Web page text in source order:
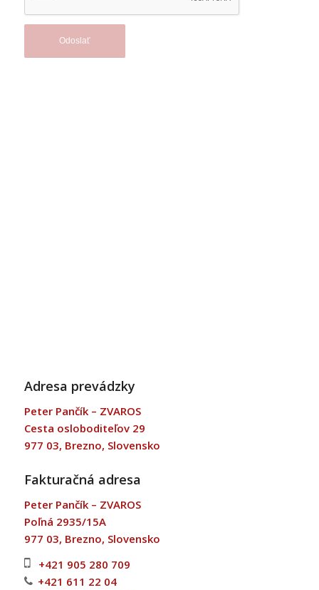
Adresa prevádzky
Peter Pančík – ZVAROS
Cesta osloboditeľov 29
977 03, Brezno, Slovensko
Fakturačná adresa
Peter Pančík – ZVAROS
Poľná 2935/15A
977 03, Brezno, Slovensko
+421 905 280 709
+421 611 22 04